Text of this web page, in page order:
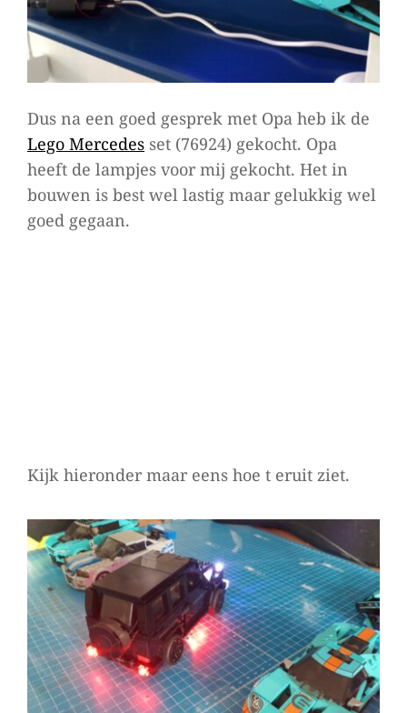
Dus na een goed gesprek met Opa heb ik de
Lego Mercedes set (76924) gekocht. Opa
heeft de lampjes voor mij gekocht. Het in
bouwen is best wel lastig maar gelukkig wel
goed gegaan.
Kijk hieronder maar eens hoe t eruit ziet.